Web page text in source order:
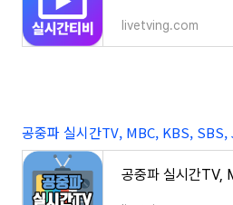
livetving.com
공중파 실시간TV, MBC, KBS, SBS,